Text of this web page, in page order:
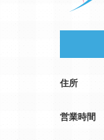
住所
営業時間